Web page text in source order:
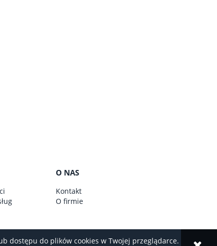
dostępu do plików cookies w Twojej przeglądarce.
O NAS
Kontakt
O firmie